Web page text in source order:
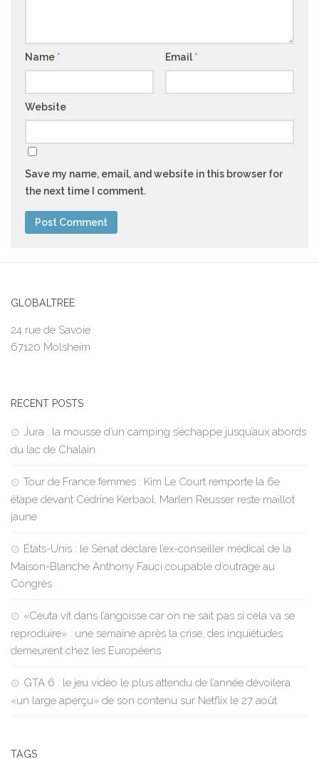
Name * Email *
Website
Save my name, email, and website in this browser for
the next time I comment.
GLOBALTREE
24 rue de Savoie
67120 Molsheim
RECENT POSTS
Jura : la mousse d’un camping s’échappe jusqu’aux abords
du lac de Chalain
Tour de France femmes : Kim Le Court remporte la 6e
étape devant Cédrine Kerbaol, Marlen Reusser reste maillot
jaune
États-Unis : le Sénat déclare l’ex-conseiller médical de la
Maison-Blanche Anthony Fauci coupable d’outrage au
Congrès
«Ceuta vit dans l’angoisse car on ne sait pas si cela va se
reproduire» : une semaine après la crise, des inquiétudes
demeurent chez les Européens
GTA 6 : le jeu vidéo le plus attendu de l’année dévoilera
«un large aperçu» de son contenu sur Netflix le 27 août
TAGS